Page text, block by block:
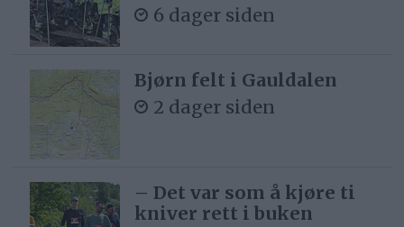
6 dager siden
Bjørn felt i Gauldalen
2 dager siden
– Det var som å kjøre ti
kniver rett i buken